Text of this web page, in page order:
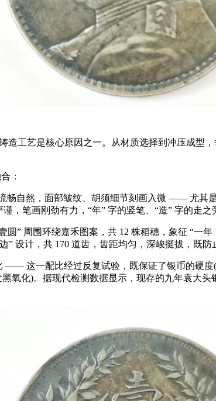
工艺是核心原因之一。从材质选择到冲压成型
：
自然，面部皱纹、胡须细节刻画入微 —— 尤其是
，笔画刚劲有力，“年” 字的竖笔、“造” 字的走之
” 周围环绕嘉禾图案，共 12 株稻穗，象征 “一
” 设计，共 170 道齿，齿距均匀，深峻挺拔，既防
这一配比经过反复试验，既保证了银币的硬度
氧化)。据现代检测数据显示，现存的九年袁大